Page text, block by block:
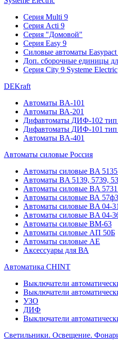
Серия Multi 9
Серия Acti 9
Серия "Домовой"
Серия Easy 9
Силовые автоматы Easypact
Доп. сборочные единицы
Серия City 9 Systeme Electric
DEKraft
Автоматы BA-101
Автоматы ВА-201
Дифавтоматы ДИФ-102
Дифавтоматы ДИФ-101
Автоматы BA-401
Автоматы силовые Россия
Автоматы силовые BA
Автоматы BA 5139, 5739,
Автоматы силовые BA
Автоматы силовые ВА
Автоматы силовые BA 04-
Автоматы силовые BA 04-
Автоматы силовые ВМ-63
Автоматы силовые АП 50Б
Автоматы силовые АЕ
Аксессуары для ВА
Автоматика CHINT
Выключатели
Выключатели
УЗО
ДИФ
Выключатели
Светильники. Освещение.